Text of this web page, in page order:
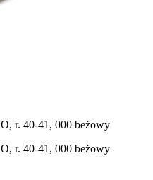
r. 40-41, 000 beżowy
r. 40-41, 000 beżowy